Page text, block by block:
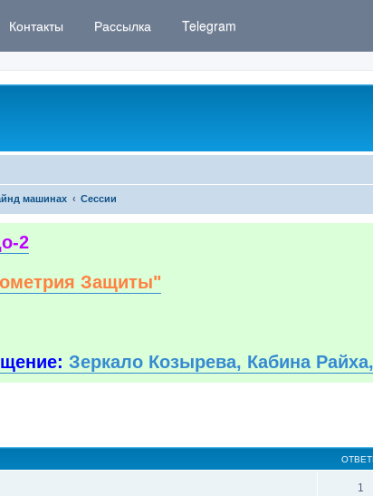
Контакты Рассылка Telegram
машинах Сессии
2
Защиты"
Зеркало Козырева, Кабина
1